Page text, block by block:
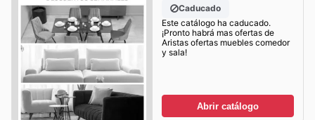
Caducado
Este catálogo ha caducado.
¡Pronto habrá mas ofertas de
Aristas ofertas muebles comedor
y sala!
Abrir catálogo